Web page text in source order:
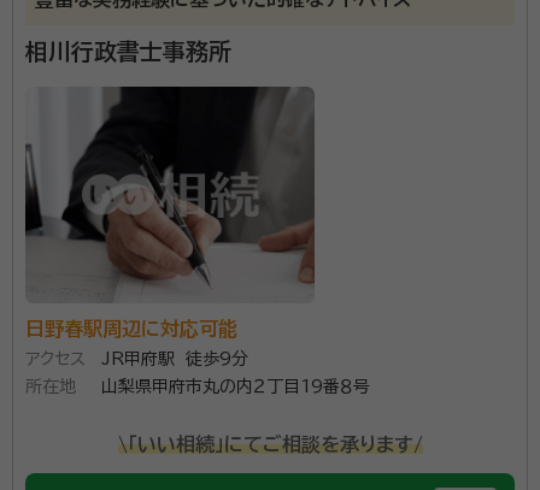
春日居町駅 石和温泉駅
日野春駅 長坂駅 小淵沢駅
富士見駅 すずらんの里駅 青柳駅
下諏訪駅 岡谷駅
川岸駅 辰野駅 信濃川島駅
相川行政書士事務所
日野春駅周辺に対応可能
アクセス
JR甲府駅 徒歩9分
所在地
山梨県甲府市丸の内２丁目19番８号
\「いい相続」にてご相談を承ります/